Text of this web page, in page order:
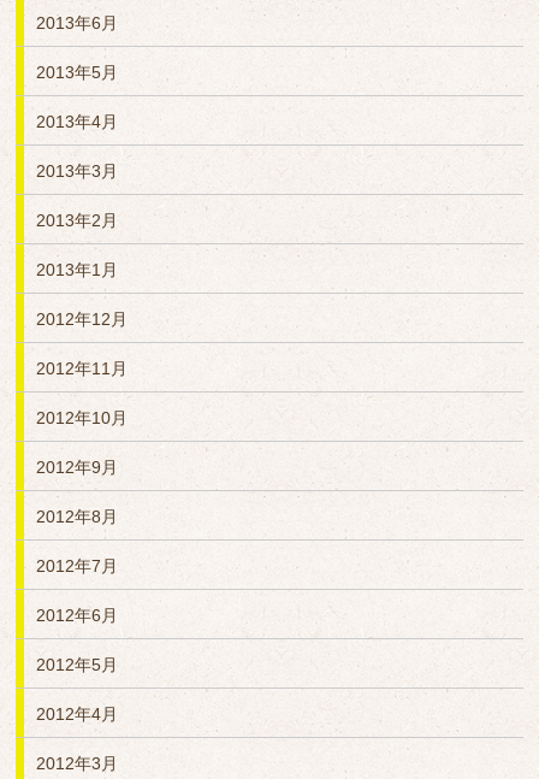
2013年6月
2013年5月
2013年4月
2013年3月
2013年2月
2013年1月
2012年12月
2012年11月
2012年10月
2012年9月
2012年8月
2012年7月
2012年6月
2012年5月
2012年4月
2012年3月